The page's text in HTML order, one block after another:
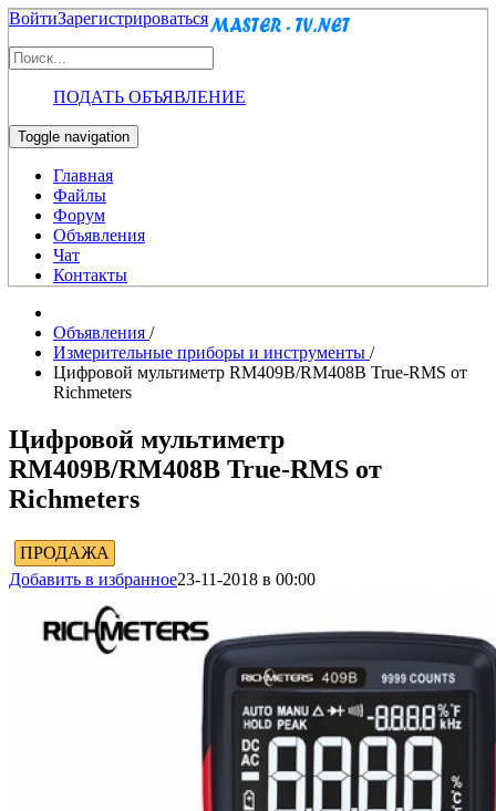
ВойтиЗарегистрироваться
ПОДАТЬ ОБЪЯВЛЕНИЕ
Toggle navigation
Главная
Файлы
Форум
Объявления
Чат
Контакты
Объявления /
Измерительные приборы и инструменты /
Цифровой мультиметр RM409B/RM408B True-RMS от
Richmeters
Цифровой мультиметр
RM409B/RM408B True-RMS от
Richmeters
ПРОДАЖА
Добавить в избранное23-11-2018 в 00:00